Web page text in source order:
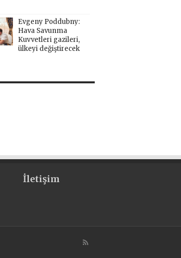
Evgeny Poddubny:
Hava Savunma
Kuvvetleri gazileri,
ülkeyi değiştirecek
İletişim